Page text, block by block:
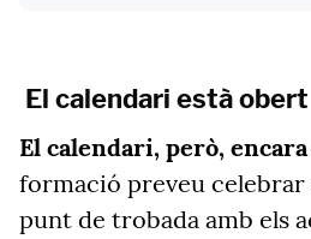
El calendari està obert
El calendari, però,
formació preveu
punt de trobada amb els